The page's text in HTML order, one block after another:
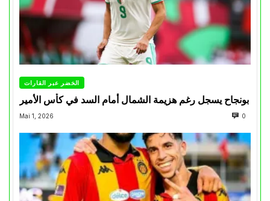
الخضر عبر القارات
بونجاح يسجل رغم هزيمة الشمال أمام السد في كأس الأمير
Mai 1, 2026 0